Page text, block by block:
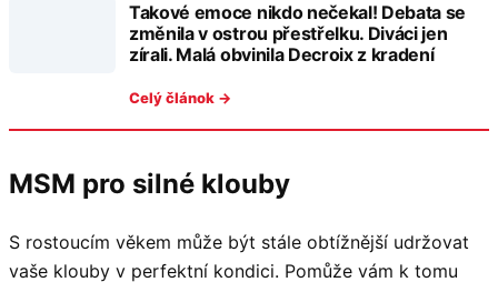
Takové emoce nikdo nečekal! Debata se
změnila v ostrou přestřelku. Diváci jen
zírali. Malá obvinila Decroix z kradení
Celý článok →
MSM pro silné klouby
S rostoucím věkem může být stále obtížnější udržovat
vaše klouby v perfektní kondici. Pomůže vám k tomu